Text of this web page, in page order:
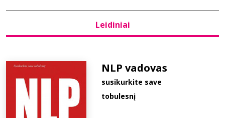
D.U.K.
Leidiniai
NLP vadovas
susikurkite save
tobulesnį